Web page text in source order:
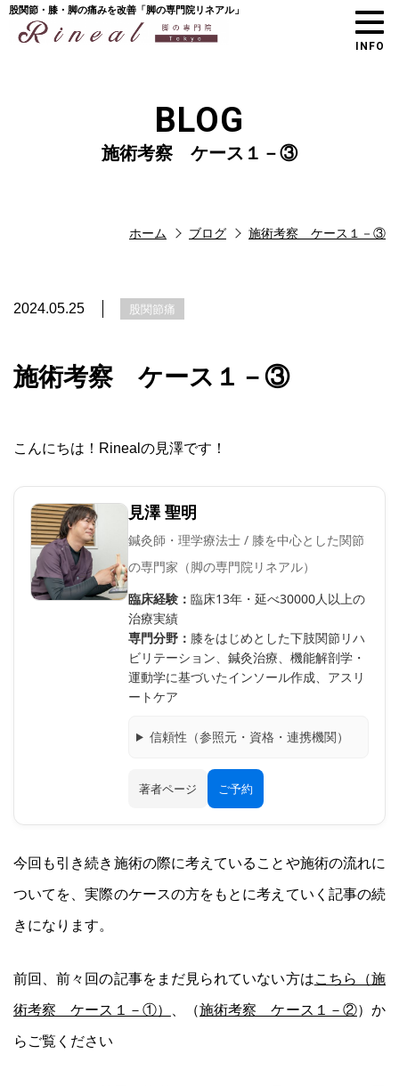
股関節・膝・脚の痛みを改善「脚の専門院リネアル」
INFO
BLOG
施術考察 ケース１－③
ホーム ブログ 施術考察 ケース１－③
2024.05.25 股関節痛
施術考察 ケース１－③
こんにちは！Rinealの見澤です！
見澤 聖明
鍼灸師・理学療法士 / 膝を中心とした関節
の専門家（脚の専門院リネアル）
臨床経験： 臨床13年・延べ30000人以上の
治療実績
専門分野： 膝をはじめとした下肢関節リハ
ビリテーション、鍼灸治療、機能解剖学・
運動学に基づいたインソール作成、アスリ
ートケア
信頼性（参照元・資格・連携機関）
著者ページ ご予約
今回も引き続き施術の際に考えていることや施術の流れに
ついてを、実際のケースの方をもとに考えていく記事の続
きになります。
前回、前々回の記事をまだ見られていない方はこちら（施
術考察 ケース１－①） 、（施術考察 ケース１－②）か
らご覧ください